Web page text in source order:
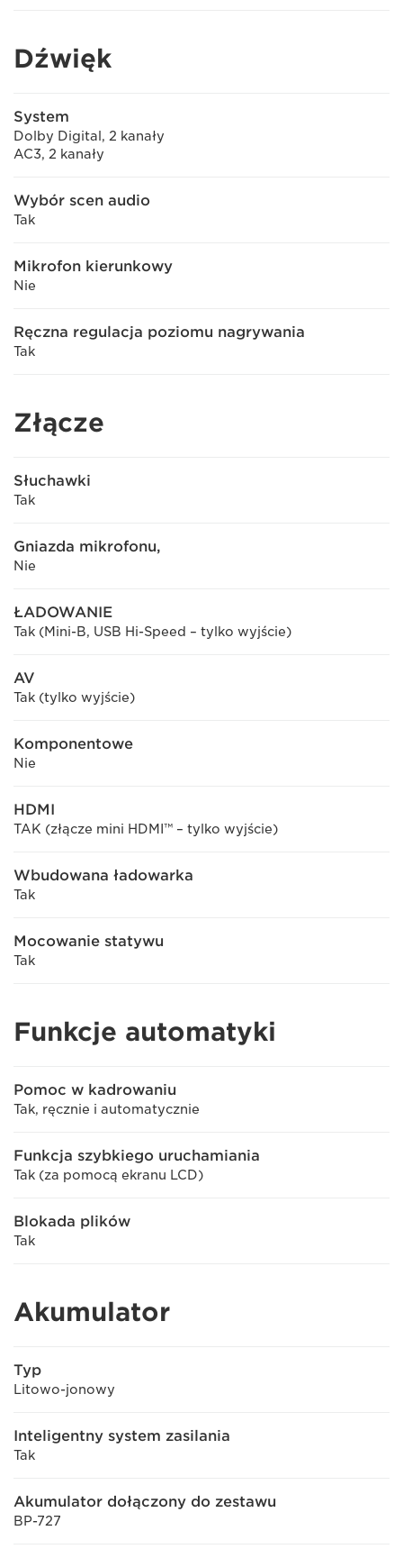
Dźwięk
System
Dolby Digital, 2 kanały
AC3, 2 kanały
Wybór scen audio
Tak
Mikrofon kierunkowy
Nie
Ręczna regulacja poziomu nagrywania
Tak
Złącze
Słuchawki
Tak
Gniazda mikrofonu,
Nie
ŁADOWANIE
Tak (Mini-B, USB Hi-Speed – tylko wyjście)
AV
Tak (tylko wyjście)
Komponentowe
Nie
HDMI
TAK (złącze mini HDMI™ – tylko wyjście)
Wbudowana ładowarka
Tak
Mocowanie statywu
Tak
Funkcje automatyki
Pomoc w kadrowaniu
Tak, ręcznie i automatycznie
Funkcja szybkiego uruchamiania
Tak (za pomocą ekranu LCD)
Blokada plików
Tak
Akumulator
Typ
Litowo-jonowy
Inteligentny system zasilania
Tak
Akumulator dołączony do zestawu
BP-727